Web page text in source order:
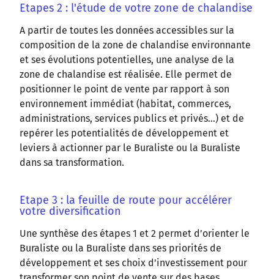
Etapes 2 : l'étude de votre zone de chalandise
A partir de toutes les données accessibles sur la
composition de la zone de chalandise environnante
et ses évolutions potentielles, une analyse de la
zone de chalandise est réalisée. Elle permet de
positionner le point de vente par rapport à son
environnement immédiat (habitat, commerces,
administrations, services publics et privés…) et de
repérer les potentialités de développement et
leviers à actionner par le Buraliste ou la Buraliste
dans sa transformation.
Etape 3 : la feuille de route pour accélérer
votre diversification
Une synthèse des étapes 1 et 2 permet d’orienter le
Buraliste ou la Buraliste dans ses priorités de
développement et ses choix d'investissement pour